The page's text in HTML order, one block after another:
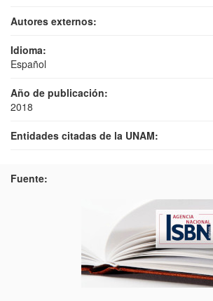
Autores externos:
Idioma:
Español
Año de publicación:
2018
Entidades citadas de la UNAM:
Fuente: